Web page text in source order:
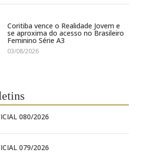
Coritiba vence o Realidade Jovem e
se aproxima do acesso no Brasileiro
Feminino Série A3
03/08/2026
080/2026
079/2026